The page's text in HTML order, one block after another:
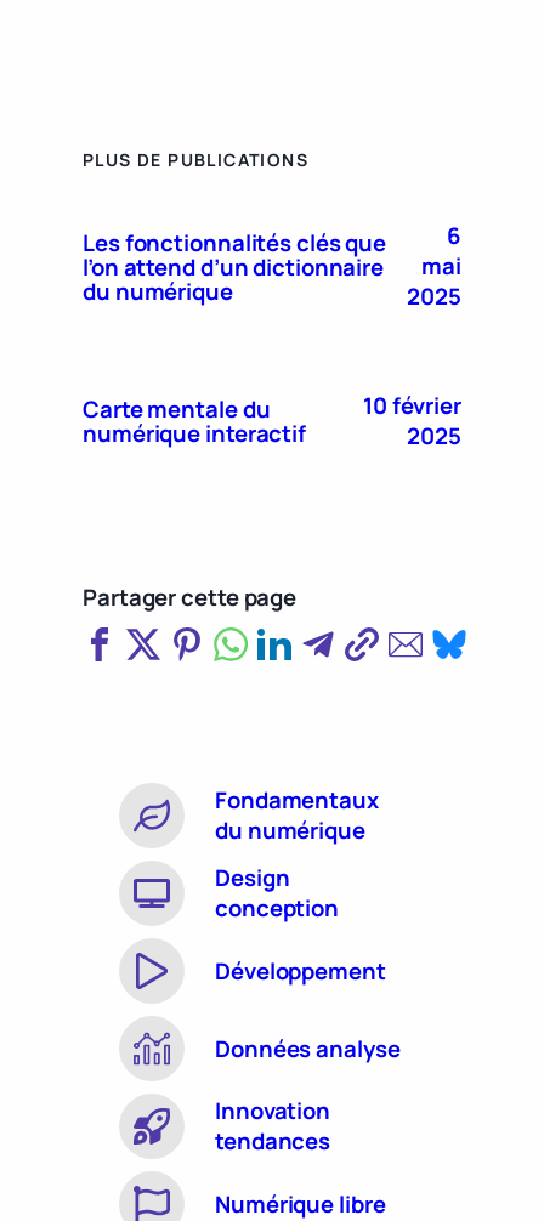
PLUS DE PUBLICATIONS
Les fonctionnalités clés que
l’on attend d’un dictionnaire
du numérique
6
mai
2025
Carte mentale du
numérique interactif
10 février
2025
Partager cette page
Fondamentaux
du numérique
Design
conception
Développement
Données analyse
Innovation
tendances
Numérique libre